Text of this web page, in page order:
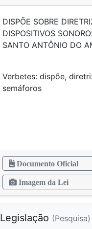
DISPÕE SOBRE
DISPOSITIVOS
SANTO ANTÔNIO DO
Verbetes: dispõe,
Documento Oficial
Imagem da Lei
Legislação (Pesquisa)